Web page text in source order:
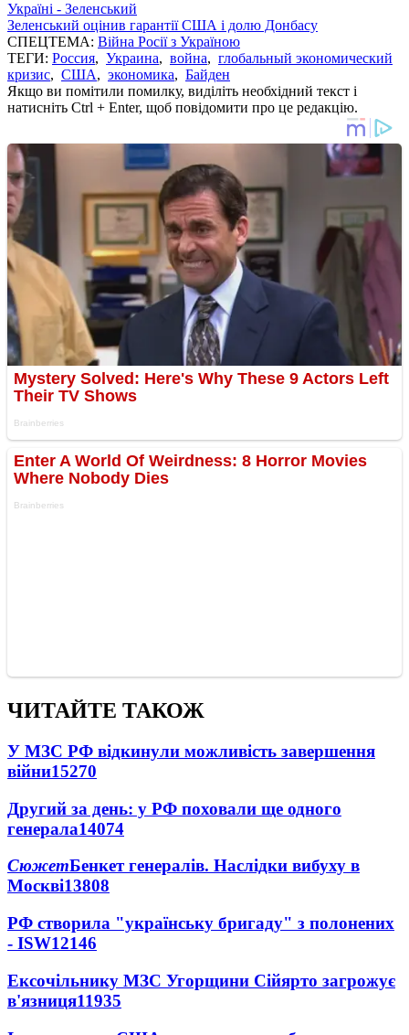
Україні - Зеленський
Зеленський оцінив гарантії США і долю Донбасу
СПЕЦТЕМА: Війна Росії з Україною
ТЕГИ: Россия, Украина, война, глобальный экономический
кризис, США, экономика, Байден
Якщо ви помітили помилку, виділіть необхідний текст і
натисніть Ctrl + Enter, щоб повідомити про це редакцію.
ЧИТАЙТЕ ТАКОЖ
У МЗС РФ відкинули можливість завершення
війни15270
Другий за день: у РФ поховали ще одного
генерала14074
СюжетБенкет генералів. Наслідки вибуху в
Москві13808
РФ створила "українську бригаду" з полонених
- ISW12146
Ексочільнику МЗС Угорщини Сійярто загрожує
в'язниця11935